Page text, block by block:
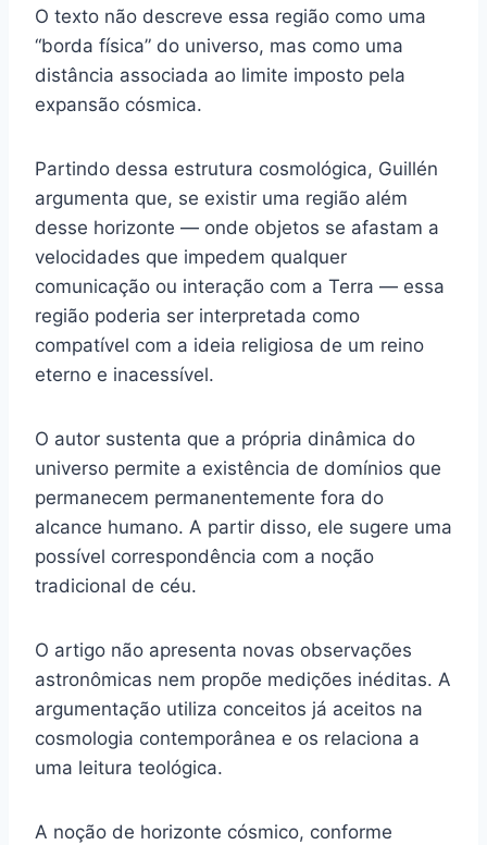
O texto não descreve essa região como uma
“borda física” do universo, mas como uma
distância associada ao limite imposto pela
expansão cósmica.
Partindo dessa estrutura cosmológica, Guillén
argumenta que, se existir uma região além
desse horizonte — onde objetos se afastam a
velocidades que impedem qualquer
comunicação ou interação com a Terra — essa
região poderia ser interpretada como
compatível com a ideia religiosa de um reino
eterno e inacessível.
O autor sustenta que a própria dinâmica do
universo permite a existência de domínios que
permanecem permanentemente fora do
alcance humano. A partir disso, ele sugere uma
possível correspondência com a noção
tradicional de céu.
O artigo não apresenta novas observações
astronômicas nem propõe medições inéditas. A
argumentação utiliza conceitos já aceitos na
cosmologia contemporânea e os relaciona a
uma leitura teológica.
A noção de horizonte cósmico, conforme